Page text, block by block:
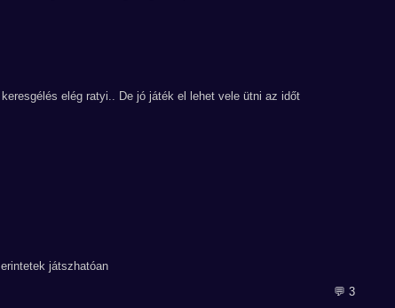
elég ratyi.. De jó játék el lehet vele ütni az időt
játszhatóan
💬 3